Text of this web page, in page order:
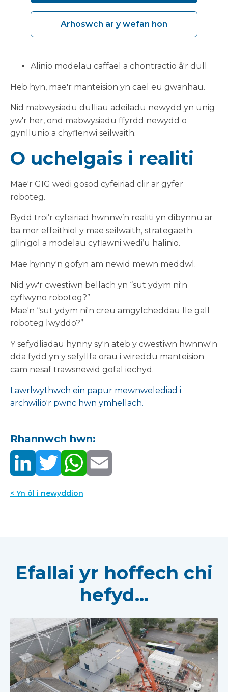
Diffinio gofynion yn glir ac yn gynnar
Mabwysiadu dulliau safonol lle bo'n briodol
Alinio modelau caffael a chontractio â'r dull
Heb hyn, mae'r manteision yn cael eu gwanhau.
Nid mabwysiadu dulliau adeiladu newydd yn unig
yw'r her, ond mabwysiadu ffyrdd newydd o
gynllunio a chyflenwi seilwaith.
O uchelgais i realiti
Mae'r GIG wedi gosod cyfeiriad clir ar gyfer
roboteg.
Bydd troi’r cyfeiriad hwnnw’n realiti yn dibynnu ar
ba mor effeithiol y mae seilwaith, strategaeth
glinigol a modelau cyflawni wedi’u halinio.
Mae hynny'n gofyn am newid mewn meddwl.
Nid yw'r cwestiwn bellach yn “sut ydym ni'n
cyflwyno roboteg?”
Mae'n “sut ydym ni'n creu amgylcheddau lle gall
roboteg lwyddo?”
Y sefydliadau hynny sy'n ateb y cwestiwn hwnnw'n
dda fydd yn y sefyllfa orau i wireddu manteision
cam nesaf trawsnewid gofal iechyd.
Lawrlwythwch ein papur mewnwelediad i
archwilio'r pwnc hwn ymhellach.
Rhannwch hwn:
< Yn ôl i newyddion
Efallai yr hoffech chi
hefyd...
Arhoswch ar y wefan hon